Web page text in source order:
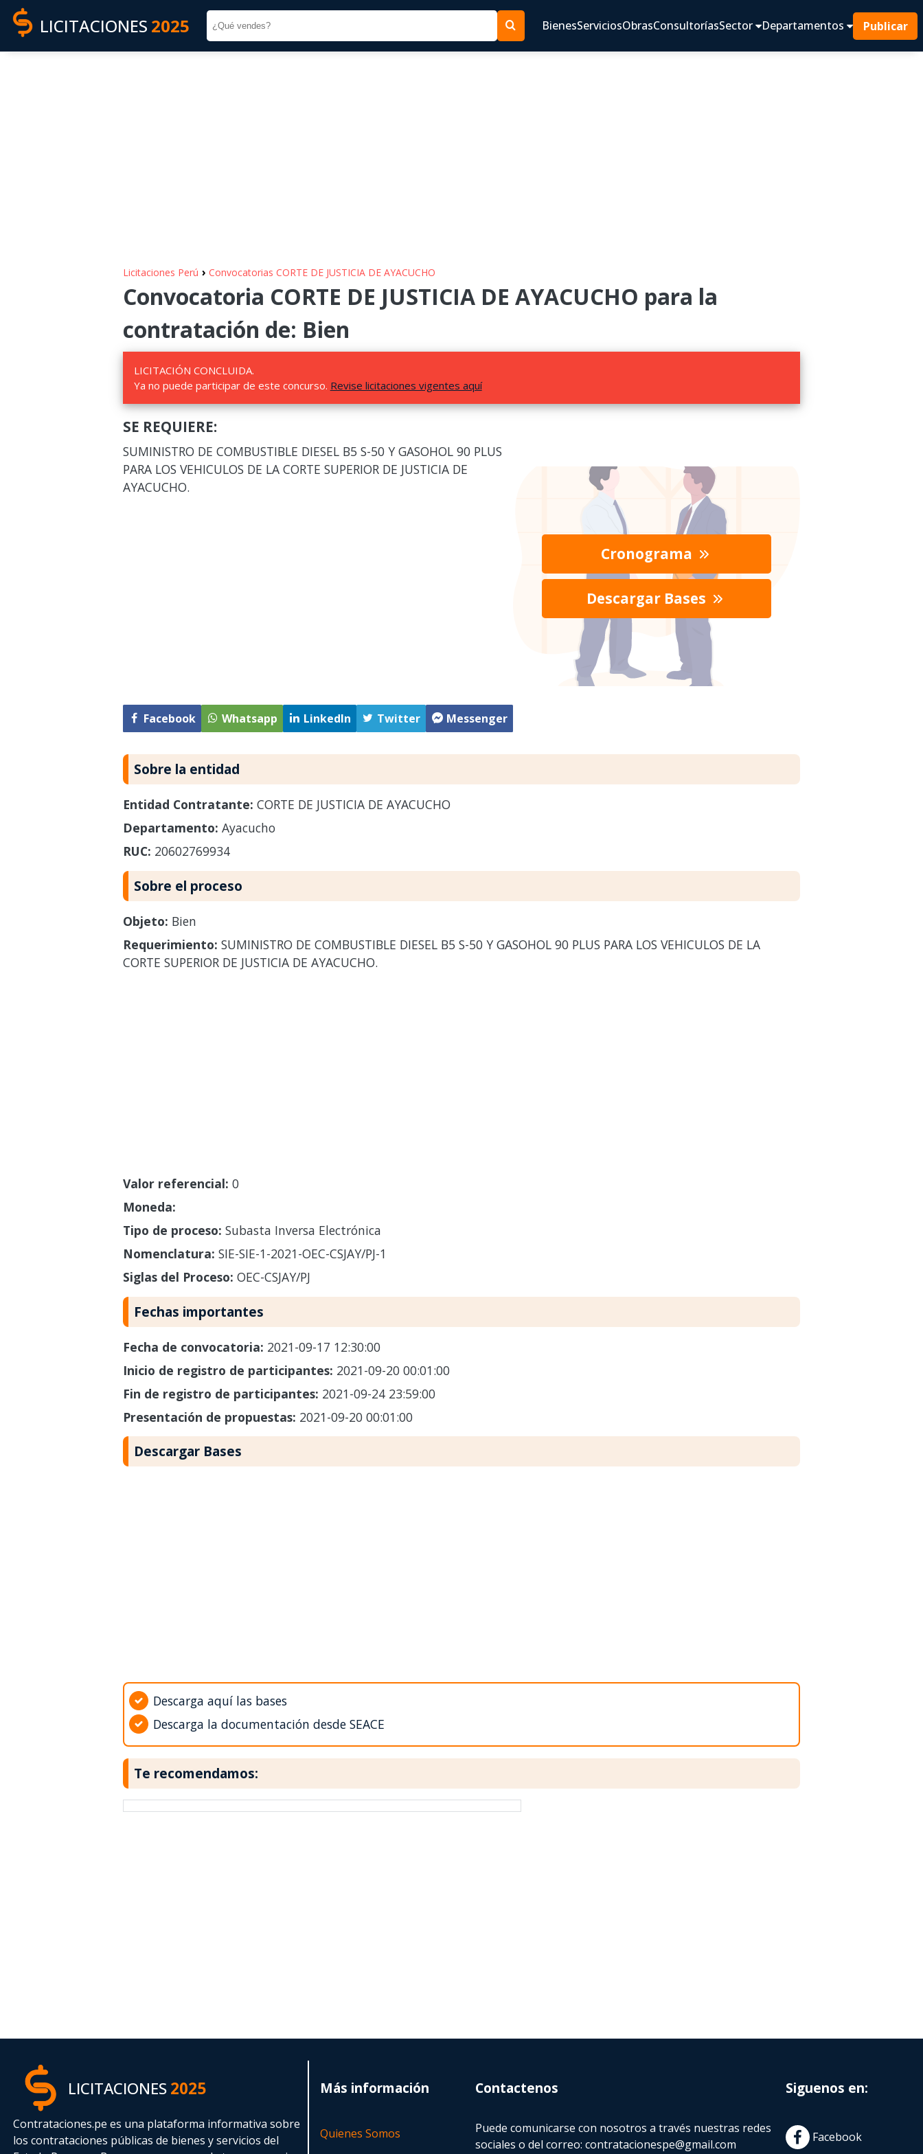
LICITACIONES 2025 BienesServiciosObrasConsultoríasSector Departamentos Publicar
Licitaciones Perú › Convocatorias CORTE DE JUSTICIA DE AYACUCHO
Convocatoria CORTE DE JUSTICIA DE AYACUCHO para la
contratación de: Bien
LICITACIÓN CONCLUIDA.
Ya no puede participar de este concurso. Revise licitaciones vigentes aquí
SE REQUIERE:
SUMINISTRO DE COMBUSTIBLE DIESEL B5 S-50 Y GASOHOL 90 PLUS
PARA LOS VEHICULOS DE LA CORTE SUPERIOR DE JUSTICIA DE
AYACUCHO.
Facebook Whatsapp LinkedIn Twitter Messenger
Cronograma
Descargar Bases
Sobre la entidad
Entidad Contratante: CORTE DE JUSTICIA DE AYACUCHO
Departamento: Ayacucho
RUC: 20602769934
Sobre el proceso
Objeto: Bien
Requerimiento: SUMINISTRO DE COMBUSTIBLE DIESEL B5 S-50 Y GASOHOL 90 PLUS PARA LOS VEHICULOS DE LA
CORTE SUPERIOR DE JUSTICIA DE AYACUCHO.
Valor referencial: 0
Moneda:
Tipo de proceso: Subasta Inversa Electrónica
Nomenclatura: SIE-SIE-1-2021-OEC-CSJAY/PJ-1
Siglas del Proceso: OEC-CSJAY/PJ
Fechas importantes
Fecha de convocatoria: 2021-09-17 12:30:00
Inicio de registro de participantes: 2021-09-20 00:01:00
Fin de registro de participantes: 2021-09-24 23:59:00
Presentación de propuestas: 2021-09-20 00:01:00
Descargar Bases
Descarga aquí las bases
Descarga la documentación desde SEACE
Te recomendamos:
LICITACIONES2025
Contrataciones.pe es una plataforma informativa sobre
los contrataciones públicas de bienes y servicios del
Más información
Quienes Somos
Contactenos
Puede comunicarse con nosotros a través nuestras redes
sociales o del correo:contratacionespe@gmail.com
Siguenos en:
Facebook